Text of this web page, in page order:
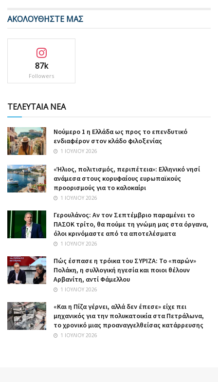
ΑΚΟΛΟΥΘΗΣΤΕ ΜΑΣ
87k
Followers
ΤΕΛΕΥΤΑΙΑ ΝΕΑ
Nούμερο 1 η Ελλάδα ως προς το επενδυτικό
ενδιαφέρον στον κλάδο φιλοξενίας
1 ΙΟΥΛΊΟΥ 2026
«Ήλιος, πολιτισμός, περιπέτεια»: Ελληνικό νησί
ανάμεσα στους κορυφαίους ευρωπαϊκούς
προορισμούς για το καλοκαίρι
1 ΙΟΥΛΊΟΥ 2026
Γερουλάνος: Αν τον Σεπτέμβριο παραμένει το
ΠΑΣΟΚ τρίτο, θα πούμε τη γνώμη μας στα όργανα,
όλοι κρινόμαστε από τα αποτελέσματα
1 ΙΟΥΛΊΟΥ 2026
Πώς έσπασε η τρόικα του ΣΥΡΙΖΑ: Το «παρών»
Πολάκη, η συλλογική ηγεσία και ποιοι θέλουν
Αρβανίτη, αντί Φάμελλου
1 ΙΟΥΛΊΟΥ 2026
«Και η Πίζα γέρνει, αλλά δεν έπεσε» είχε πει
μηχανικός για την πολυκατοικία στα Πετράλωνα,
το χρονικό μιας προαναγγελθείσας κατάρρευσης
1 ΙΟΥΛΊΟΥ 2026